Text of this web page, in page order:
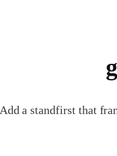
Add a standfirst that